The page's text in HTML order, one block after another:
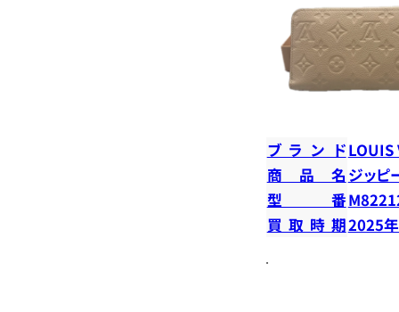
ブランドLOUIS
商品名 ジッピ
型番
買取時期2025